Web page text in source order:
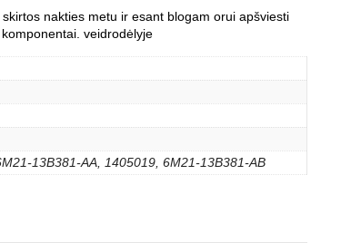
nakties metu ir esant blogam orui apšviesti
veidrodėlyje
13B381-AA, 1405019, 6M21-13B381-AB